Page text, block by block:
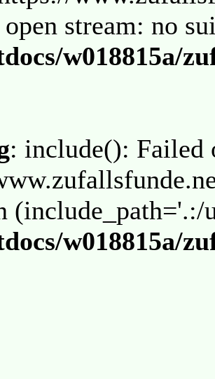
stream: no
w018815a/
: include(): Failed
(include_path='.:/
w018815a/